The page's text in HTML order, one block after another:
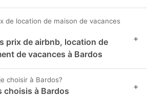
de location de maison de vacances
prix de airbnb, location de
de vacances à Bardos
+
choisir à Bardos?
choisis à Bardos +